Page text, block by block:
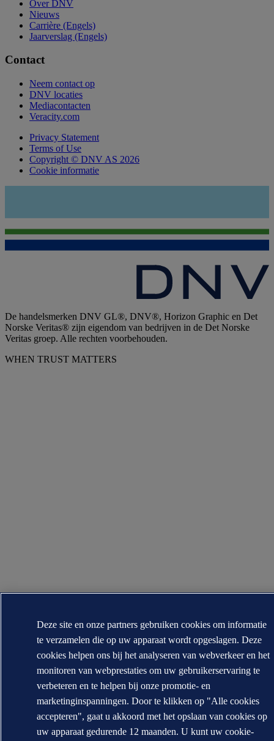
Over DNV
Nieuws
Carrière (Engels)
Jaarverslag (Engels)
Contact
Neem contact op
DNV locaties
Mediacontacten
Veracity.com
Privacy Statement
Terms of Use
Copyright © DNV AS 2026
Cookie informatie
De handelsmerken DNV GL®, DNV®, Horizon Graphic en Det
Norske Veritas® zijn eigendom van bedrijven in de Det Norske
Veritas groep. Alle rechten voorbehouden.
WHEN TRUST MATTERS
Deze site en onze partners gebruiken cookies om informatie
te verzamelen die op uw apparaat wordt opgeslagen. Deze
cookies helpen ons bij het analyseren van webverkeer en het
monitoren van webprestaties om uw gebruikerservaring te
verbeteren en te helpen bij onze promotie- en
marketinginspanningen. Door te klikken op "Alle cookies
accepteren", gaat u akkoord met het opslaan van cookies op
uw apparaat gedurende 12 maanden. U kunt uw cookie-